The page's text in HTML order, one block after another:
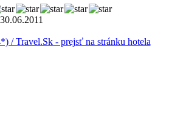
/ Travel.Sk - prejsť na stránku hotela